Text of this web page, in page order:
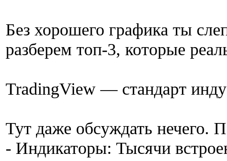
Без хорошего графика ты
разберем топ-3, которые
TradingView — стандарт
Тут даже обсуждать нечего.
- Индикаторы: Тысячи